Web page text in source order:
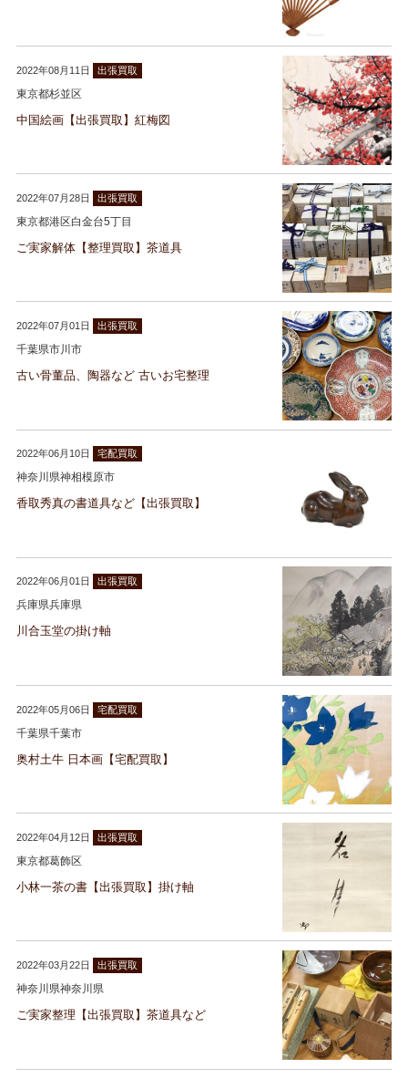
2022年08月11日 出張買取
東京都杉並区
中国絵画【出張買取】紅梅図
2022年07月28日 出張買取
東京都港区白金台5丁目
ご実家解体【整理買取】茶道具
2022年07月01日 出張買取
千葉県市川市
古い骨董品、陶器など 古いお宅整理
2022年06月10日 宅配買取
神奈川県神相模原市
香取秀真の書道具など【出張買取】
2022年06月01日 出張買取
兵庫県兵庫県
川合玉堂の掛け軸
2022年05月06日 宅配買取
千葉県千葉市
奥村土牛 日本画【宅配買取】
2022年04月12日 出張買取
東京都葛飾区
小林一茶の書【出張買取】掛け軸
2022年03月22日 出張買取
神奈川県神奈川県
ご実家整理【出張買取】茶道具など